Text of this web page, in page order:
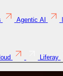
Agentic AI
Liferay